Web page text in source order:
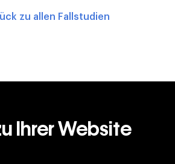
zu allen Fallstudien
Ihrer Website